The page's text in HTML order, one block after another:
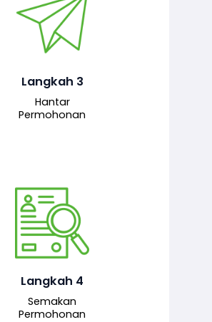
Langkah 3
Hantar
Permohonan
yang lengkap dihantar
proses semakan dan
bertanggungjawab.
Langkah 4
Semakan
Permohonan
penyemak menyemak
yang dikemukakan. Jika
adalah lengkap dan
pegawai pelulus untuk
tindakan seterusnya.